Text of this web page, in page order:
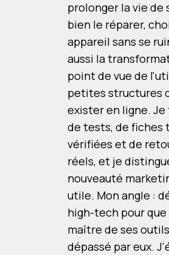
prolonger la vie de
bien le réparer,
appareil sans se
aussi la
point de vue de
petites structures
exister en ligne.
de tests, de fiches
vérifiées et de
réels, et je
nouveauté
utile. Mon angle :
high-tech pour
maître de ses
dépassé par eux.